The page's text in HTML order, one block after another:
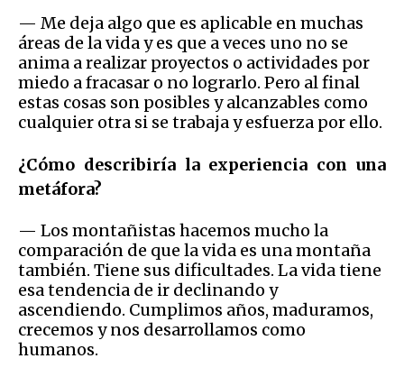
— Me deja algo que es aplicable en muchas
áreas de la vida y es que a veces uno no se
anima a realizar proyectos o actividades por
miedo a fracasar o no lograrlo. Pero al final
estas cosas son posibles y alcanzables como
cualquier otra si se trabaja y esfuerza por ello.
¿Cómo describiría la experiencia con una
metáfora?
— Los montañistas hacemos mucho la
comparación de que la vida es una montaña
también. Tiene sus dificultades. La vida tiene
esa tendencia de ir declinando y
ascendiendo. Cumplimos años, maduramos,
crecemos y nos desarrollamos como
humanos.